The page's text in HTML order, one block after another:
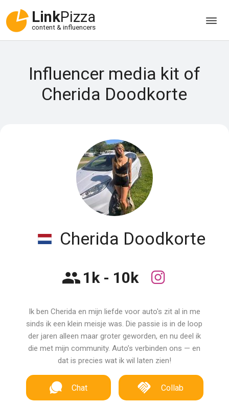
LinkPizza
content & influencers
Influencer media kit of
Cherida Doodkorte
Cherida Doodkorte
1k - 10k
Ik ben Cherida en mijn liefde voor auto's zit al in me
sinds ik een klein meisje was. Die passie is in de loop
der jaren alleen maar groter geworden, en nu deel ik
die met mijn community. Auto’s verbinden ons — en
dat is precies wat ik wil laten zien!
Chat Collab